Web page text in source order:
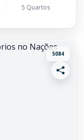
5 Quartos
5084